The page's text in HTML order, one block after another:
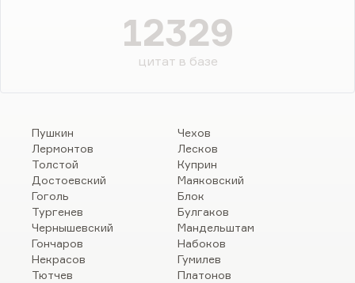
12329
цитат в базе
Пушкин
Лермонтов
Толстой
Достоевский
Гоголь
Тургенев
Чернышевский
Гончаров
Некрасов
Тютчев
Чехов
Лесков
Куприн
Маяковский
Блок
Булгаков
Мандельштам
Набоков
Гумилев
Платонов